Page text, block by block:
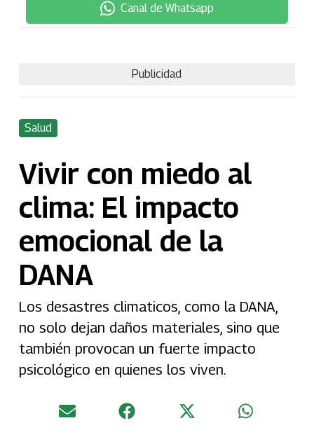
Canal de Whatsapp
Publicidad
Salud
Vivir con miedo al
clima: El impacto
emocional de la
DANA
Los desastres climaticos, como la DANA,
no solo dejan daños materiales, sino que
también provocan un fuerte impacto
psicológico en quienes los viven.